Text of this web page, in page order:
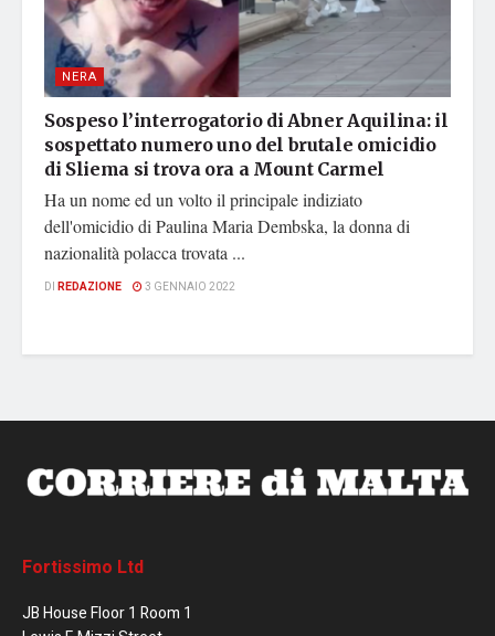
NERA
Sospeso l’interrogatorio di Abner Aquilina: il
sospettato numero uno del brutale omicidio
di Sliema si trova ora a Mount Carmel
Ha un nome ed un volto il principale indiziato
dell'omicidio di Paulina Maria Dembska, la donna di
nazionalità polacca trovata ...
DI REDAZIONE 3 GENNAIO 2022
Fortissimo Ltd
JB House Floor 1 Room 1